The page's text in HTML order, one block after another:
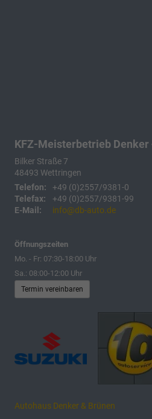
KFZ-Meisterbetrieb Denker
Bilker Straße 7
48493 Wettringen
Telefon:
+49 (0)2557/9381-0
Telefax:
+49 (0)2557/9381-99
E-Mail:
info@db-auto.de
Öffnungszeiten
Mo. - Fr: 07:30-18:00 Uhr
Sa.: 08:00-12:00 Uhr
Termin vereinbaren
Autohaus Denker & Brünen